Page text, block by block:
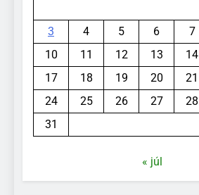
3
4 5 6 7
10
11 12 13 14
17
18 19 20 21
24
25 26 27 28
31
« júl